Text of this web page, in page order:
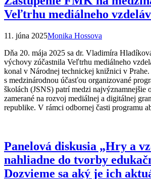
Veľtrhu mediálneho
11. júna 2025Monika Hossova
Dňa 20. mája 2025 sa dr. Vladimíra
výchovy zúčastnila Veľtrhu mediálneho
konal v Národnej technickej knižnici v Prahe.
s medzinárodnou účasťou organizované
školách (JSNS) patrí medzi najvýznamnejšie
zamerané na rozvoj mediálnej a digitálnej
republike. V rámci odbornej časti programu
Panelová diskusia „Hry a
nahliadne do tvorby
Dozvieme sa aký je ich